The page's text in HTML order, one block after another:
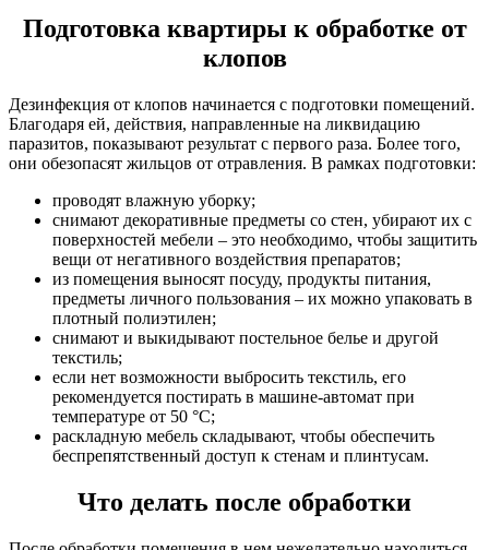
Подготовка квартиры к обработке от
клопов
Дезинфекция от клопов начинается с подготовки помещений.
Благодаря ей, действия, направленные на ликвидацию
паразитов, показывают результат с первого раза. Более того,
они обезопасят жильцов от отравления. В рамках подготовки:
проводят влажную уборку;
снимают декоративные предметы со стен, убирают их с
поверхностей мебели – это необходимо, чтобы защитить
вещи от негативного воздействия препаратов;
из помещения выносят посуду, продукты питания,
предметы личного пользования – их можно упаковать в
плотный полиэтилен;
снимают и выкидывают постельное белье и другой
текстиль;
если нет возможности выбросить текстиль, его
рекомендуется постирать в машине-автомат при
температуре от 50 °C;
раскладную мебель складывают, чтобы обеспечить
беспрепятственный доступ к стенам и плинтусам.
Что делать после обработки